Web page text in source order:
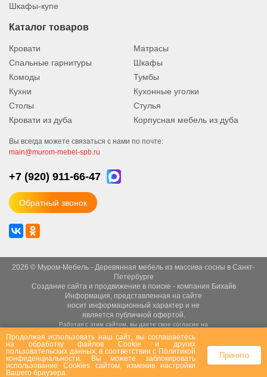
Шкафы-купе
Каталог товаров
Кровати
Матрасы
Спальные гарнитуры
Шкафы
Комоды
Тумбы
Кухни
Кухонные уголки
Столы
Стулья
Кровати из дуба
Корпусная мебель из дуба
Вы всегда можете связаться с нами по почте:
main@murom-mebel-spb.ru
+7 (920) 911-66-47
Обратный звонок
2026 © Муром-Мебель - Деревянная мебель из массива сосны в Санкт-
Петербурге
Создание сайта и продвижение в поиске - компания Бихайв
Информация, представленная на сайте
носит информационный характер и не
является публичной офертой.
Работая с этим сайтом, вы даете свое согласие на
использование файлов cookie.
Это необходимо для нормального
функционирования сайта и анализа трафика.
Политика конфиденциальности,пользовательское
Продолжая использовать наш сайт, вы соглашаетесь
на обработку файлов Сookie и других
пользовательских данных, в соответствии с Политикой
конфиденциальности . Вы можете заблокировать
использование Cookies сайтом, изменив настройки
Вашего браузера.
Принято